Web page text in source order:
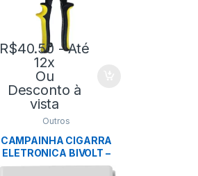
R$40.50 - Até
12x
Ou
Desconto à
vista
Outros
CAMPAINHA CIGARRA
ELETRONICA BIVOLT –
TRAMONTINA